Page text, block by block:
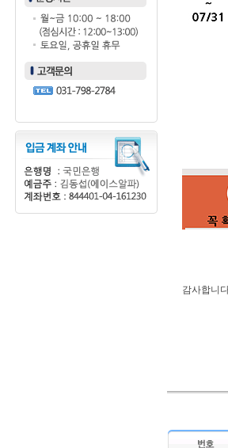
감사합니